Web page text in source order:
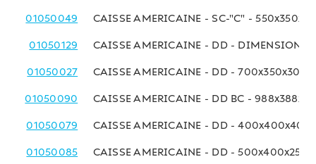
01050049 CAISSE AMERICAINE - SC-"C" -
01050129 CAISSE AMERICAINE - DD - DIMENSIONS
01050027 CAISSE AMERICAINE - DD - 700x350x300
01050090 CAISSE AMERICAINE - DD BC -
01050079 CAISSE AMERICAINE - DD - 400x400x400
01050085 CAISSE AMERICAINE - DD - 500x400x250